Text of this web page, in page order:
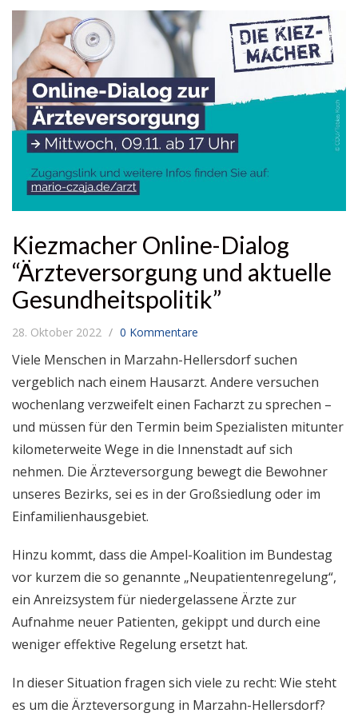
Kiezmacher Online-Dialog
“Ärzteversorgung und aktuelle
Gesundheitspolitik”
28. Oktober 2022 0 Kommentare
Viele Menschen in Marzahn-Hellersdorf suchen
vergeblich nach einem Hausarzt. Andere versuchen
wochenlang verzweifelt einen Facharzt zu sprechen –
und müssen für den Termin beim Spezialisten mitunter
kilometerweite Wege in die Innenstadt auf sich
nehmen. Die Ärzteversorgung bewegt die Bewohner
unseres Bezirks, sei es in der Großsiedlung oder im
Einfamilienhausgebiet.
Hinzu kommt, dass die Ampel-Koalition im Bundestag
vor kurzem die so genannte „Neupatientenregelung“,
ein Anreizsystem für niedergelassene Ärzte zur
Aufnahme neuer Patienten, gekippt und durch eine
weniger effektive Regelung ersetzt hat.
In dieser Situation fragen sich viele zu recht: Wie steht
es um die Ärzteversorgung in Marzahn-Hellersdorf?